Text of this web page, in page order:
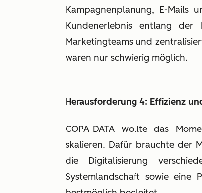
Kampagnenplanung, E-Mails
Kundenerlebnis entlang der
Marketingteams und
waren nur schwierig möglich.
Herausforderung 4: Effizienz
COPA-DATA wollte das
skalieren. Dafür brauchte der
die Digitalisierung
Systemlandschaft sowie eine